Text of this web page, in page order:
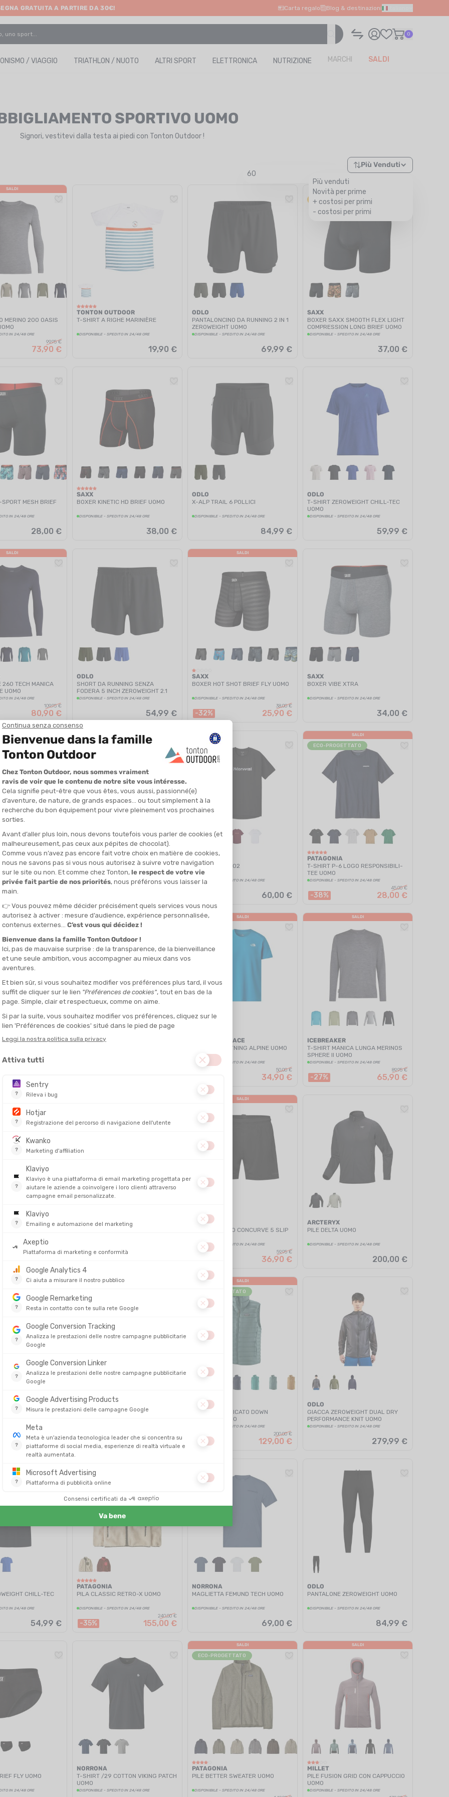
GRATUITA A PARTIRE DA 30€! Carta regalo Blog & destinazioni Italiano
0
/ VIAGGIO TRIATHLON / NUOTO ALTRI SPORT ELETTRONICA NUTRIZIONE MARCHI SALDI
SPORTIVO UOMO
Signori, vestitevi dalla testa ai piedi con Tonton Outdoor !
60
Più Venduti
Più venduti
Novità per prime
+ costosi per primi
- costosi per primi
SALDI
MERINO 200 OASIS
IN 24/48 ORE
99,95 €
73,90 €
TONTON OUTDOOR
T-SHIRT A RIGHE MARINIÈRE
DISPONIBILE - SPEDITO IN 24/48 ORE
19,90 €
ODLO
PANTALONCINO DA RUNNING 2 IN 1
ZEROWEIGHT UOMO
DISPONIBILE - SPEDITO IN 24/48 ORE
69,99 €
NOVITÀ
SAXX
BOXER SAXX SMOOTH FLEX LIGHT
COMPRESSION LONG BRIEF UOMO
DISPONIBILE - SPEDITO IN 24/48 ORE
37,00 €
MESH BRIEF
IN 24/48 ORE
28,00 €
SAXX
BOXER KINETIC HD BRIEF UOMO
DISPONIBILE - SPEDITO IN 24/48 ORE
38,00 €
ODLO
X-ALP TRAIL 6 POLLICI
DISPONIBILE - SPEDITO IN 24/48 ORE
84,99 €
ODLO
T-SHIRT ZEROWEIGHT CHILL-TEC
UOMO
DISPONIBILE - SPEDITO IN 24/48 ORE
59,99 €
SALDI
260 TECH MANICA
UOMO
IN 24/48 ORE
109,95 €
80,90 €
ODLO
SHORT DA RUNNING SENZA
FODERA 5 INCH ZEROWEIGHT 2.1
UOMO
DISPONIBILE - SPEDITO IN 24/48 ORE
54,99 €
SALDI
SAXX
BOXER HOT SHOT BRIEF FLY UOMO
DISPONIBILE - SPEDITO IN 24/48 ORE
-32%
38,00 €
25,90 €
SAXX
BOXER VIBE XTRA
DISPONIBILE - SPEDITO IN 24/48 ORE
34,00 €
SALDI
MERINO 200 OASIS
IN 24/48 ORE
T-SHIRT PERFORMANCE MANICHE
CORTE UOMO
DISPONIBILE - SPEDITO IN 24/48 ORE
MAGLIA RACE 02
DISPONIBILE - SPEDITO IN 24/48 ORE
60,00 €
SALDI
ECO-PROGETTATO
PATAGONIA
T-SHIRT P-6 LOGO RESPONSIBILI-
TEE UOMO
DISPONIBILE - SPEDITO IN 24/48 ORE
-38%
45,00 €
28,00 €
SALDI
UOMO
IN 24/48 ORE
SAXX
SALDI
THE NORTH FACE
T-SHIRT LIGHTNING ALPINE UOMO
DISPONIBILE - SPEDITO IN 24/48 ORE
50,00 €
34,90 €
SALDI
ICEBREAKER
T-SHIRT MANICA LUNGA MERINOS
SPHERE II UOMO
DISPONIBILE - SPEDITO IN 24/48 ORE
-27%
89,95 €
65,90 €
2.0 UOMO
IN 24/48 ORE
69,95 €
PATAGONIA
SALDI
GORE
PANTALONCINO CONCURVE 5 SLIP
DISPONIBILE - SPEDITO IN 24/48 ORE
59,95 €
36,90 €
ARCTERYX
PILE DELTA UOMO
DISPONIBILE - SPEDITO IN 24/48 ORE
200,00 €
SALDI
UPRISAL CON
IN 24/48 ORE
63,00 €
SALDI
ORCA
MUTA VANIR FLEX SWIMRUN UOMO
-10% 205,90 €
SALDI
ECO-PROGETTATO
PATAGONIA
PIUMINO SMANICATO DOWN
SWEATER UOMO
DISPONIBILE - SPEDITO IN 24/48 ORE
-36%
200,00 €
129,00 €
ODLO
GIACCA ZEROWEIGHT DUAL DRY
PERFORMANCE KNIT UOMO
DISPONIBILE - SPEDITO IN 24/48 ORE
279,99 €
CHILL-TEC
IN 24/48 ORE
54,99 €
ECO-PROGETTATO
PATAGONIA
PILA CLASSIC RETRO-X UOMO
DISPONIBILE - SPEDITO IN 24/48 ORE
-35%
240,00 €
155,00 €
NORRONA
MAGLIETTA FEMUND TECH UOMO
DISPONIBILE - SPEDITO IN 24/48 ORE
69,00 €
ODLO
PANTALONE ZEROWEIGHT UOMO
DISPONIBILE - SPEDITO IN 24/48 ORE
84,99 €
FLY UOMO
IN 24/48 ORE
NORRONA
T-SHIRT /29 COTTON VIKING PATCH
UOMO
DISPONIBILE - SPEDITO IN 24/48 ORE
SALDI
ECO-PROGETTATO
PATAGONIA
PILE BETTER SWEATER UOMO
DISPONIBILE - SPEDITO IN 24/48 ORE
SALDI
MILLET
PILE FUSION GRID CON CAPPUCCIO
UOMO
DISPONIBILE - SPEDITO IN 24/48 ORE